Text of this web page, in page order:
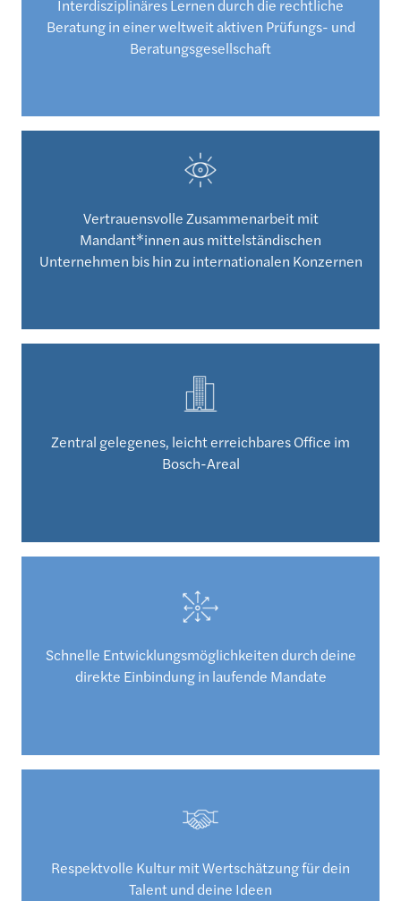
Interdisziplinäres Lernen durch die rechtliche
Beratung in einer weltweit aktiven Prüfungs- und
Beratungsgesellschaft
Vertrauensvolle Zusammenarbeit mit
Mandant*innen aus mittelständischen
Unternehmen bis hin zu internationalen Konzernen
Zentral gelegenes, leicht erreichbares Office im
Bosch-Areal
Schnelle Entwicklungsmöglichkeiten durch deine
direkte Einbindung in laufende Mandate
Respektvolle Kultur mit Wertschätzung für dein
Talent und deine Ideen